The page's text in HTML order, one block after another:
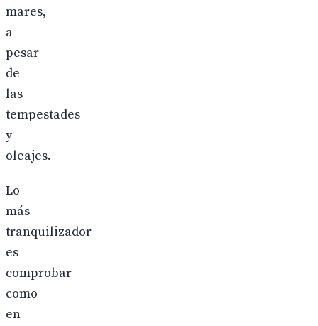
mares,
a
pesar
de
las
tempestades
y
oleajes.
Lo
más
tranquilizador
es
comprobar
como
en